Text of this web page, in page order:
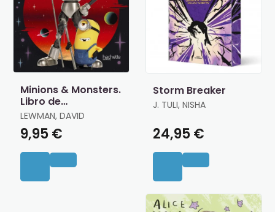
Minions & Monsters.
Libro de
Actividades Oficial
LEWMAN, DAVID
9,95 €
Storm Breaker
J. TULI, NISHA
24,95 €